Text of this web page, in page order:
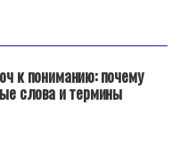
к пониманию: почему
слова и термины